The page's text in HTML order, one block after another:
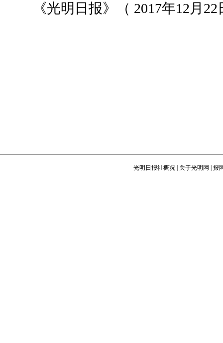
《光明日报》（ 2017年12月22
光明日报社概况 关于光明网 报